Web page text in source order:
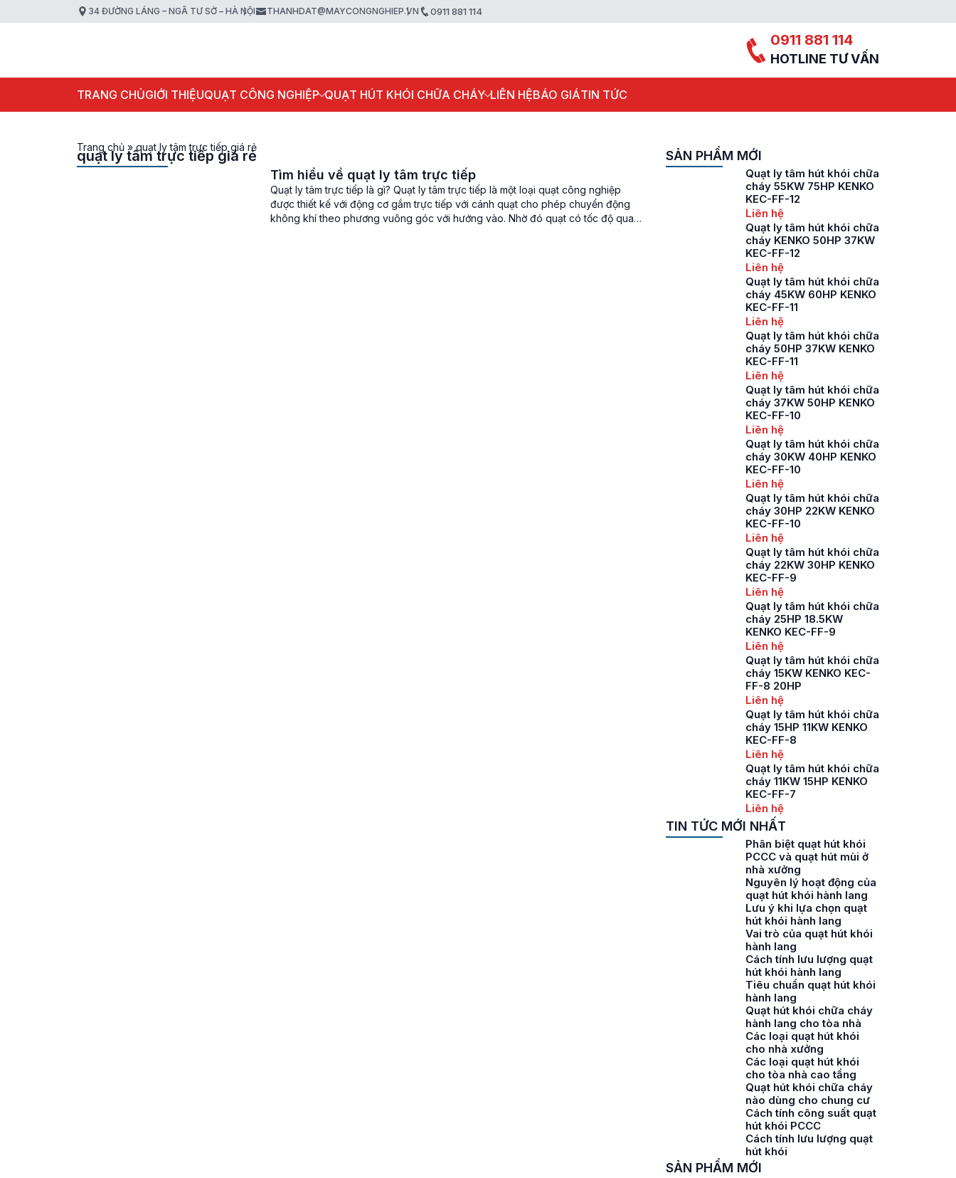
34 ĐƯỜNG LÁNG – NGÃ TƯ SỞ – HÀ NỘI THANHDAT@MAYCONGNGHIEP.VN 0911 881 114
0911 881 114
HOTLINE TƯ VẤN
TRANG CHỦGIỚI THIỆUQUẠT CÔNG NGHIỆP QUẠT HÚT KHÓI CHỮA CHÁY LIÊN HỆBÁO GIÁTIN TỨC
Trang chủ »quạt ly tâm trực tiếp giá rẻ
quạt ly tâm trực tiếp giá rẻ
Tìm hiểu về quạt ly tâm trực tiếp
Quạt ly tâm trực tiếp là gì? Quạt ly tâm trực tiếp là một loại quạt công nghiệp
được thiết kế với động cơ gắm trực tiếp với cánh quạt cho phép chuyển động
không khí theo phương vuông góc với hướng vào. Nhờ đó quạt có tốc độ quay
SẢN PHẨM MỚI
Quạt ly tâm hút khói chữa
cháy 55KW 75HP KENKO
KEC-FF-12
Liên hệ
Quạt ly tâm hút khói chữa
cháy KENKO 50HP 37KW
KEC-FF-12
Liên hệ
Quạt ly tâm hút khói chữa
cháy 45KW 60HP KENKO
KEC-FF-11
Liên hệ
Quạt ly tâm hút khói chữa
cháy 50HP 37KW KENKO
KEC-FF-11
Liên hệ
Quạt ly tâm hút khói chữa
cháy 37KW 50HP KENKO
KEC-FF-10
Liên hệ
Quạt ly tâm hút khói chữa
cháy 30KW 40HP KENKO
KEC-FF-10
Liên hệ
Quạt ly tâm hút khói chữa
cháy 30HP 22KW KENKO
KEC-FF-10
Liên hệ
Quạt ly tâm hút khói chữa
cháy 22KW 30HP KENKO
KEC-FF-9
Liên hệ
Quạt ly tâm hút khói chữa
cháy 25HP 18.5KW
KENKO KEC-FF-9
Liên hệ
Quạt ly tâm hút khói chữa
cháy 15KW KENKO KEC-
FF-8 20HP
Liên hệ
Quạt ly tâm hút khói chữa
cháy 15HP 11KW KENKO
KEC-FF-8
Liên hệ
Quạt ly tâm hút khói chữa
cháy 11KW 15HP KENKO
KEC-FF-7
Liên hệ
TIN TỨC MỚI NHẤT
Phân biệt quạt hút khói
PCCC và quạt hút mùi ở
nhà xưởng
Nguyên lý hoạt động của
quạt hút khói hành lang
Lưu ý khi lựa chọn quạt
hút khói hành lang
Vai trò của quạt hút khói
hành lang
Cách tính lưu lượng quạt
hút khói hành lang
Tiêu chuẩn quạt hút khói
hành lang
Quạt hút khói chữa cháy
hành lang cho tòa nhà
Các loại quạt hút khói
cho nhà xưởng
Các loại quạt hút khói
cho tòa nhà cao tầng
Quạt hút khói chữa cháy
nào dùng cho chung cư
Cách tính công suất quạt
hút khói PCCC
Cách tính lưu lượng quạt
hút khói
SẢN PHẨM MỚI